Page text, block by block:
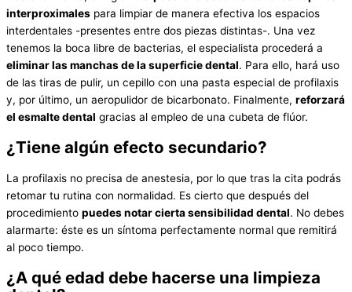
interproximales para limpiar de manera efectiva los espacios
interdentales -presentes entre dos piezas distintas-. Una vez
tenemos la boca libre de bacterias, el especialista procederá a
eliminar las manchas de la superficie dental. Para ello, hará uso
de las tiras de pulir, un cepillo con una pasta especial de profilaxis
y, por último, un aeropulidor de bicarbonato. Finalmente, reforzará
el esmalte dental gracias al empleo de una cubeta de flúor.
¿Tiene algún efecto secundario?
La profilaxis no precisa de anestesia, por lo que tras la cita podrás
retomar tu rutina con normalidad. Es cierto que después del
procedimiento puedes notar cierta sensibilidad dental. No debes
alarmarte: éste es un síntoma perfectamente normal que remitirá
al poco tiempo.
¿A qué edad debe hacerse una limpieza